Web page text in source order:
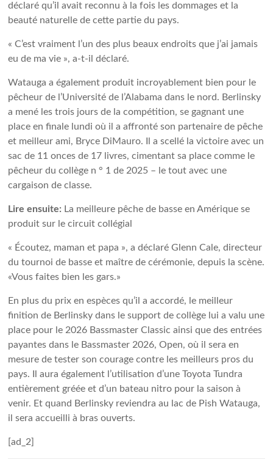
déclaré qu’il avait reconnu à la fois les dommages et la
beauté naturelle de cette partie du pays.
« C’est vraiment l’un des plus beaux endroits que j’ai jamais
eu de ma vie », a-t-il déclaré.
Watauga a également produit incroyablement bien pour le
pêcheur de l’Université de l’Alabama dans le nord. Berlinsky
a mené les trois jours de la compétition, se gagnant une
place en finale lundi où il a affronté son partenaire de pêche
et meilleur ami, Bryce DiMauro. Il a scellé la victoire avec un
sac de 11 onces de 17 livres, cimentant sa place comme le
pêcheur du collège n ° 1 de 2025 – le tout avec une
cargaison de classe.
Lire ensuite: La meilleure pêche de basse en Amérique se
produit sur le circuit collégial
« Écoutez, maman et papa », a déclaré Glenn Cale, directeur
du tournoi de basse et maître de cérémonie, depuis la scène.
«Vous faites bien les gars.»
En plus du prix en espèces qu’il a accordé, le meilleur
finition de Berlinsky dans le support de collège lui a valu une
place pour le 2026 Bassmaster Classic ainsi que des entrées
payantes dans le Bassmaster 2026, Open, où il sera en
mesure de tester son courage contre les meilleurs pros du
pays. Il aura également l’utilisation d’une Toyota Tundra
entièrement gréée et d’un bateau nitro pour la saison à
venir. Et quand Berlinsky reviendra au lac de Pish Watauga,
il sera accueilli à bras ouverts.
[ad_2]